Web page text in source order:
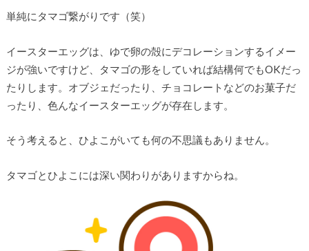
単純にタマゴ繋がりです（笑）
イースターエッグは、ゆで卵の殻にデコレーションするイメー
ジが強いですけど、タマゴの形をしていれば結構何でもOKだっ
たりします。オブジェだったり、チョコレートなどのお菓子だ
ったり、色んなイースターエッグが存在します。
そう考えると、ひよこがいても何の不思議もありません。
タマゴとひよこには深い関わりがありますからね。